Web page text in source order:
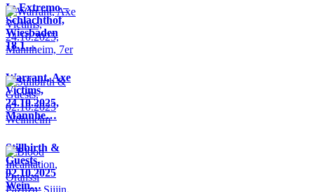
In Extremo –
Schlachthof,
Wiesbaden
18.1…
Warrant, Axe
Victims,
24.10.2025,
Mannhe…
Stillbirth &
Guests,
02.10.2025
Wein…